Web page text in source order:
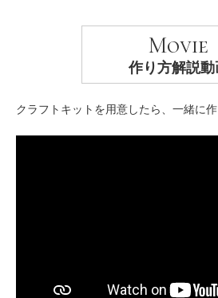
Movie
作り方解説動
クラフトキットを用意したら、一緒に